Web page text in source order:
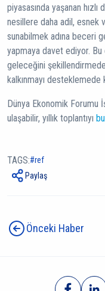
piyasasında yaşanan
nesillere daha adil, esnek
sunabilmek adına beceri
yapmaya davet ediyor. Bu
geleceğini
kalkınmayı desteklemede
Dünya Ekonomik Forumu
ulaşabilir, yıllık toplantıyı
TAGS: ref
Paylaş
Önceki Haber